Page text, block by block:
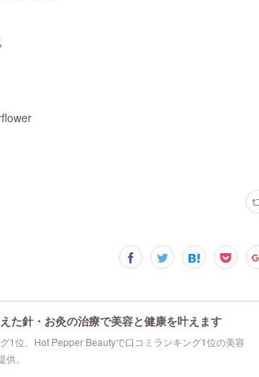
た針・お灸の治療で美容と健康を叶えます
1位、Hot Pepper Beautyで口コミランキング1位の美容
。